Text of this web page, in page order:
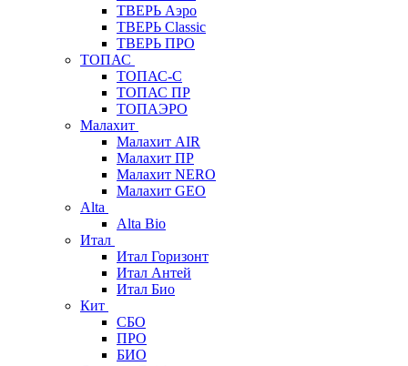
ТВЕРЬ Аэро
ТВЕРЬ Classic
ТВЕРЬ ПРО
ТОПАС
ТОПАС-С
ТОПАС ПР
ТОПАЭРО
Малахит
Малахит AIR
Малахит ПР
Малахит NERO
Малахит GEO
Alta
Alta Bio
Итал
Итал Горизонт
Итал Антей
Итал Био
Кит
СБО
ПРО
БИО